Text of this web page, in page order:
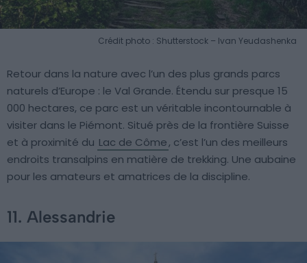
Crédit photo : Shutterstock – Ivan Yeudashenka
Retour dans la nature avec l’un des plus grands parcs
naturels d’Europe : le Val Grande. Étendu sur presque 15
000 hectares, ce parc est un véritable incontournable à
visiter dans le Piémont. Situé près de la frontière Suisse
et à proximité du Lac de Côme, c’est l’un des meilleurs
endroits transalpins en matière de trekking. Une aubaine
pour les amateurs et amatrices de la discipline.
11. Alessandrie